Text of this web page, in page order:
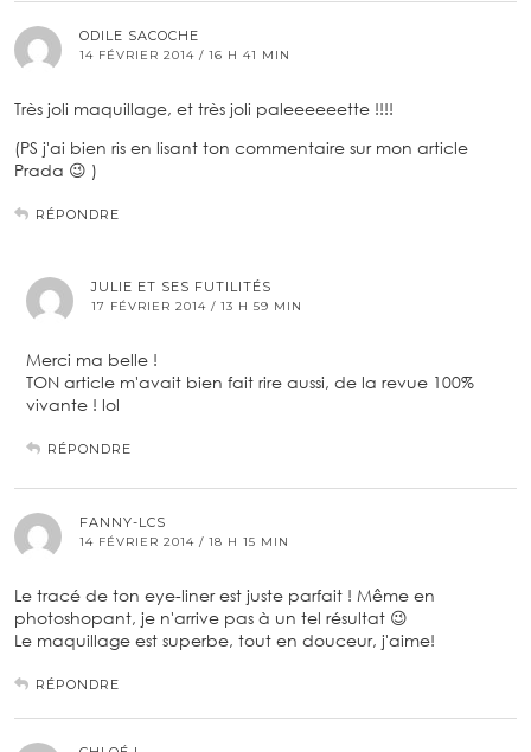
ODILE SACOCHE
14 FÉVRIER 2014 / 16 H 41 MIN
Très joli maquillage, et très joli paleeeeeette !!!!
(PS j'ai bien ris en lisant ton commentaire sur mon article
Prada 😉 )
RÉPONDRE
JULIE ET SES FUTILITÉS
17 FÉVRIER 2014 / 13 H 59 MIN
Merci ma belle !
TON article m'avait bien fait rire aussi, de la revue 100%
vivante ! lol
RÉPONDRE
FANNY-LCS
14 FÉVRIER 2014 / 18 H 15 MIN
Le tracé de ton eye-liner est juste parfait ! Même en
photoshopant, je n'arrive pas à un tel résultat 😉
Le maquillage est superbe, tout en douceur, j'aime!
RÉPONDRE